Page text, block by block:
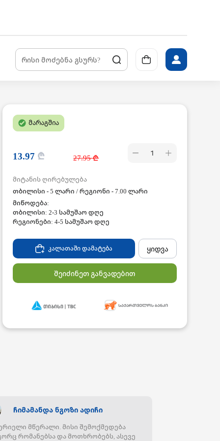
მარაგშია
13.97 ₾ 27.95 ₾ 1
მიტანის ღირებულება
თბილისი - 5 ლარი / რეგიონი - 7.00 ლარი
მიწოდება:
თბილისი: 2-3 სამუშაო დღე
რეგიონები: 4-5 სამუშაო დღე
კალათაში დამატება ყიდვა
შეიძინეთ განვადებით
ჩიმამანდა ნგოზი ადიჩი
მწერალი. მისი შემოქმედება
რომანებსა და მოთხრობებს, ასევე